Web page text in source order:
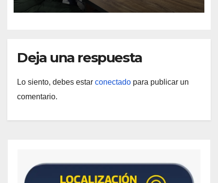
Deja una respuesta
Lo siento, debes estar conectado para publicar un
comentario.